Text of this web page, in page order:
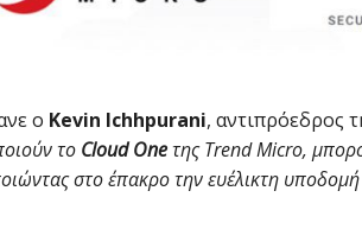
ο Kevin Ichhpurani, αντιπρόεδρος
το Cloud Oneτης Trend Micro,
στο έπακρο την ευέλικτη